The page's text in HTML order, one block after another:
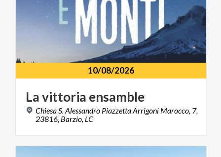
10/08/2026
Lavittoria ensamble
Chiesa S. Alessandro Piazzetta Arrigoni Marocco, 7,
23816, Barzio, LC